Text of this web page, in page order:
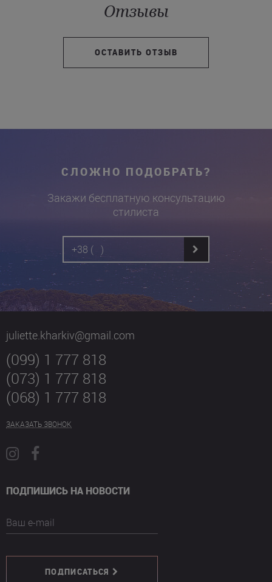
Отзывы
ОСТАВИТЬ ОТЗЫВ
СЛОЖНО ПОДОБРАТЬ?
Закажи бесплатную консультацию
стилиста
juliette.kharkiv@gmail.com
(099) 1 777 818
(073) 1 777 818
(068) 1 777 818
ЗАКАЗАТЬ ЗВОНОК
ПОДПИШИСЬ НА НОВОСТИ
Ваш e-mail
ПОДПИСАТЬСЯ